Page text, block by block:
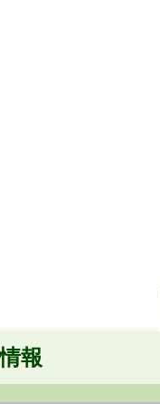
報